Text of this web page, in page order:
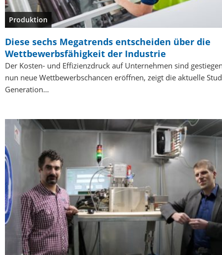
Produktion
Diese sechs Megatrends entscheiden über die
Wettbewerbsfähigkeit der Industrie
Der Kosten- und Effizienzdruck auf Unternehmen sind
nun neue Wettbewerbschancen eröffnen, zeigt die aktuelle
Generation…